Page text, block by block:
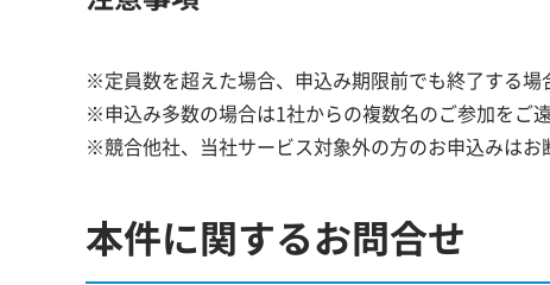
※定員数を超えた場合、申込み期限前でも終了する場
※申込み多数の場合は1社からの複数名のご参加をご
※競合他社、当社サービス対象外の方のお申込みはお
本件に関するお問合せ